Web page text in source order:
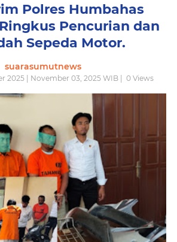
Polres Humbahas
Ringkus Pencurian dan
Sepeda Motor.
suarasumutnews
2025 | November 03, 2025 WIB | 0 Views